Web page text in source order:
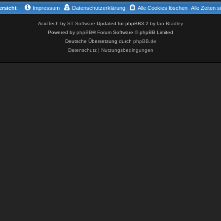
Alle Zeiten
Alle Cookies löschen
Datenschutzerklärung
Impressum
AcidTech by ST Software Updated for phpBB3.2 by Ian Bradley
Powered by phpBB® Forum Software © phpBB Limited
Deutsche Übersetzung durch phpBB.de
Datenschutz| Nutzungsbedingungen